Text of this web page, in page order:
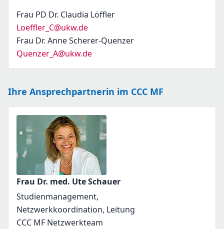
Frau PD Dr. Claudia Löffler
Loeffler_C@ukw.de
Frau Dr. Anne Scherer-Quenzer
Quenzer_A@ukw.de
Ihre Ansprechpartnerin im CCC MF
Frau Dr. med. Ute Schauer
Studienmanagement,
Netzwerkkoordination, Leitung
CCC MF Netzwerkteam